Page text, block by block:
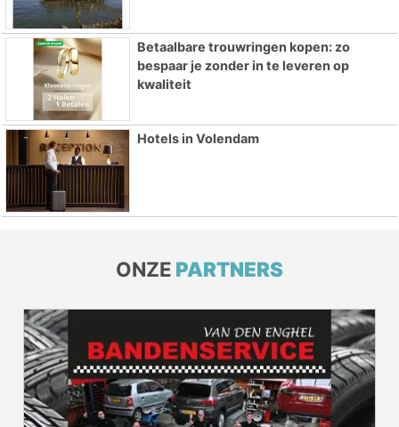
Betaalbare trouwringen kopen: zo
bespaar je zonder in te leveren op
kwaliteit
Hotels in Volendam
ONZE PARTNERS